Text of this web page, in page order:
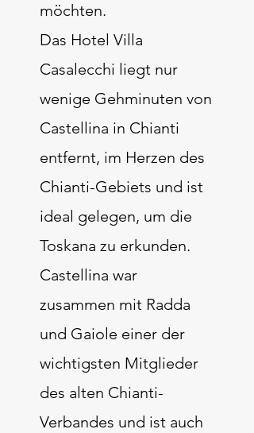
möchten.
Das Hotel Villa
Casalecchi liegt nur
wenige Gehminuten von
Castellina in Chianti
entfernt, im Herzen des
Chianti-Gebiets und ist
ideal gelegen, um die
Toskana zu erkunden.
Castellina war
zusammen mit Radda
und Gaiole einer der
wichtigsten Mitglieder
des alten Chianti-
Verbandes und ist auch